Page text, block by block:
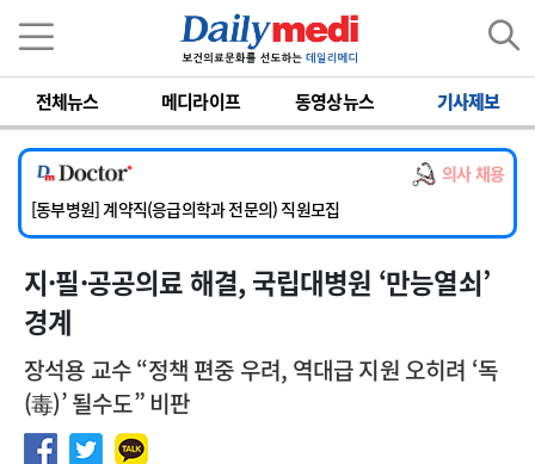
전체뉴스 메디라이프 동영상뉴스 기사제보
의사 채용
[서울아산병원] 2026년 하반기 인턴 모집
[영남대학교의료원] 마취통증의학과 임기제 임상의사 채용
[충남대학교병원] 소아청소년과(소아응급전담) 계약직 의사 공개채용
[동부병원] 계약직(응급의학과 전문의) 직원모집
[이대목동병원] 하반기 전공의(레지던트1년차) 모집
[서울아산병원] 2026년 하반기 인턴 모집
[영남대학교의료원] 마취통증의학과 임기제 임상의사 채용
지·필·공공의료 해결, 국립대병원 ‘만능열쇠’
경계
장석용 교수 “정책 편중 우려, 역대급 지원 오히려 ‘독
(毒)’ 될수도” 비판